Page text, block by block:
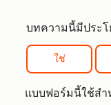
บทความนี้มีประ
ใช่
แบบฟอร์มนี้ใช้สำ